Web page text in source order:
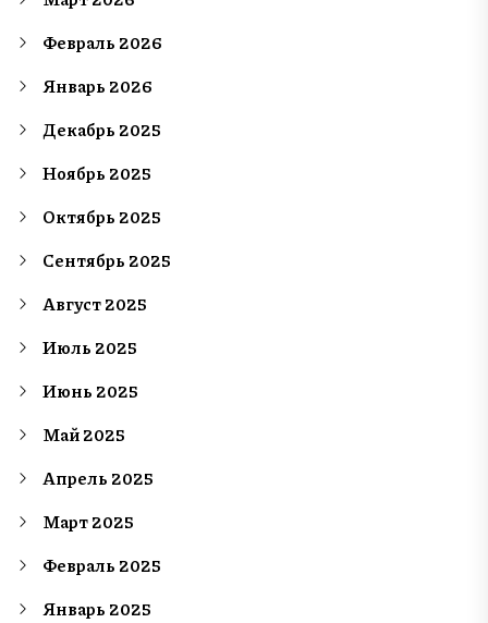
Февраль 2026
Январь 2026
Декабрь 2025
Ноябрь 2025
Октябрь 2025
Сентябрь 2025
Август 2025
Июль 2025
Июнь 2025
Май 2025
Апрель 2025
Март 2025
Февраль 2025
Январь 2025